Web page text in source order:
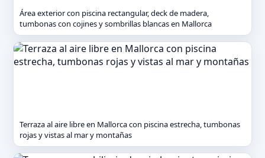
Área exterior con piscina rectangular, deck de madera,
tumbonas con cojines y sombrillas blancas en Mallorca
Terraza al aire libre en Mallorca con piscina estrecha, tumbonas
rojas y vistas al mar y montañas